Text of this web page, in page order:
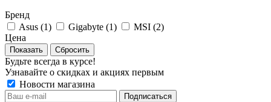
Бренд
Asus (1) Gigabyte (1) MSI (2)
Цена
Сбросить
Будьте всегда в курсе!
Узнавайте о скидках и акциях первым
Новости магазина